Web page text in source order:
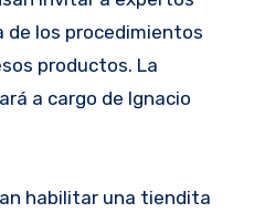
de los procedimientos
productos. La
a cargo de Ignacio
habilitar una tiendita